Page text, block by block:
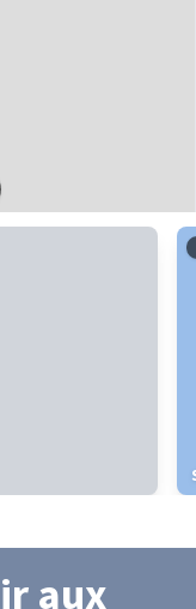
/ODbL - renduOSM France
aux